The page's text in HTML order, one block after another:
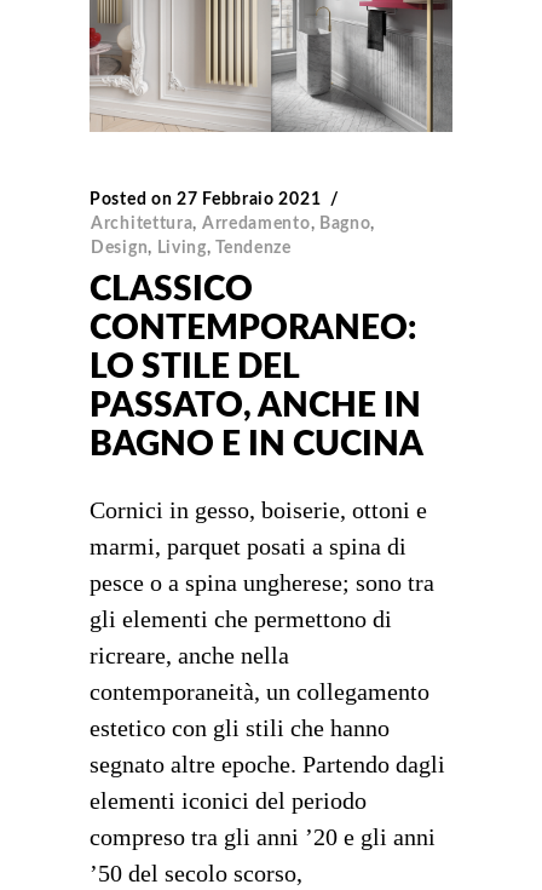
Posted on 27 Febbraio 2021
Architettura, Arredamento, Bagno,
Design, Living, Tendenze
CLASSICO
CONTEMPORANEO:
LO STILE DEL
PASSATO, ANCHE IN
BAGNO E IN CUCINA
Cornici in gesso, boiserie, ottoni e
marmi, parquet posati a spina di
pesce o a spina ungherese; sono tra
gli elementi che permettono di
ricreare, anche nella
contemporaneità, un collegamento
estetico con gli stili che hanno
segnato altre epoche. Partendo dagli
elementi iconici del periodo
compreso tra gli anni ’20 e gli anni
’50 del secolo scorso,